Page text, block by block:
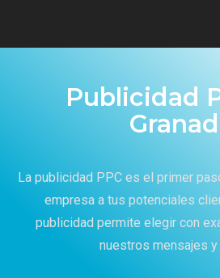
Publicidad
La publicidad PPC es el primer
empresa a tus potenciales
publicidad permite elegir con
nuestros mensajes y